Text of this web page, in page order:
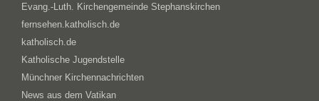
Evang.-Luth. Kirchengemeinde Stephanskirchen
fernsehen.katholisch.de
katholisch.de
Katholische Jugendstelle
Münchner Kirchennachrichten
News aus dem Vatikan